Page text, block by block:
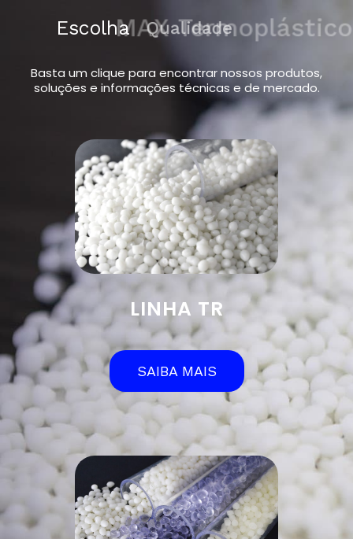
Escolha MAX Termoplásticos
Basta um clique para encontrar nossos produtos,
soluções e informações técnicas e de mercado.
LINHA TR
SAIBA MAIS